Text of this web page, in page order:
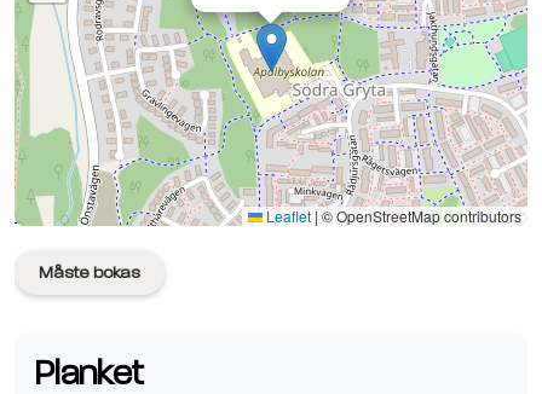
Leaflet | © OpenStreetMap contributors
Se planen på Google Maps
Måste bokas
Planket